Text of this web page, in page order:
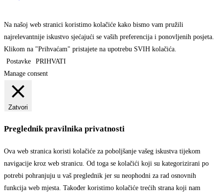
Na našoj web stranici koristimo kolačiće kako bismo vam pružili
najrelevantnije iskustvo sjećajući se vaših preferencija i ponovljenih posjeta.
Klikom na "Prihvaćam" pristajete na upotrebu SVIH kolačića.
Postavke
PRIHVATI
Manage consent
Zatvori
Preglednik pravilnika privatnosti
Ova web stranica koristi kolačiće za poboljšanje vašeg iskustva tijekom
navigacije kroz web stranicu. Od toga se kolačići koji su kategorizirani po
potrebi pohranjuju u vaš preglednik jer su neophodni za rad osnovnih
funkcija web mjesta. Također koristimo kolačiće trećih strana koji nam